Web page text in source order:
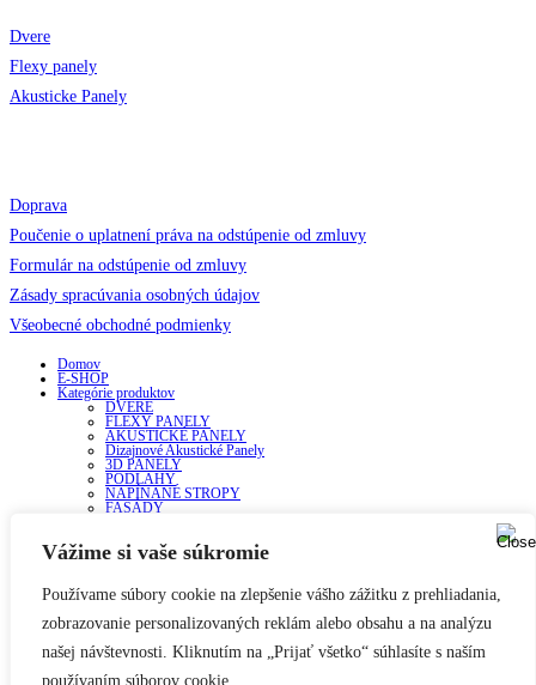
Vážime si vaše súkromie
Používame súbory cookie na zlepšenie vášho zážitku z prehliadania,
zobrazovanie personalizovaných reklám alebo obsahu a na analýzu
našej návštevnosti. Kliknutím na „Prijať všetko“ súhlasíte s naším
používaním súborov cookie
Dvere
Flexy panely
Akusticke Panely
Doprava
Poučenie o uplatnení práva na odstúpenie od zmluvy
Formulár na odstúpenie od zmluvy
Zásady spracúvania osobných údajov
Všeobecné obchodné podmienky
Domov
E-SHOP
Kategórie produktov
DVERE
FLEXY PANELY
AKUSTICKÉ PANELY
Dizajnové Akustické Panely
3D PANELY
PODLAHY
NAPÍNANÉ STROPY
FASÁDY
Na stiahnutie
Kontakty
Blog
Copyright Porting.sk